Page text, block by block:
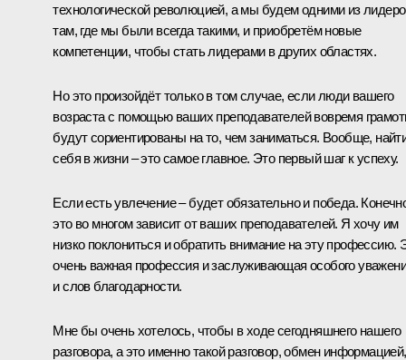
технологической революцией, а мы будем одними из
там, где мы были всегда такими, и приобретём новые
компетенции, чтобы стать лидерами в других областях.
Но это произойдёт только в том случае, если люди вашего
возраста с помощью ваших преподавателей вовремя
будут сориентированы на то, чем заниматься. Вообще,
себя в жизни – это самое главное. Это первый шаг к успеху.
Если есть увлечение – будет обязательно и победа.
это во многом зависит от ваших преподавателей. Я хочу им
низко поклониться и обратить внимание на эту профессию.
очень важная профессия и заслуживающая особого
и слов благодарности.
Мне бы очень хотелось, чтобы в ходе сегодняшнего нашего
разговора, а это именно такой разговор, обмен информацией,